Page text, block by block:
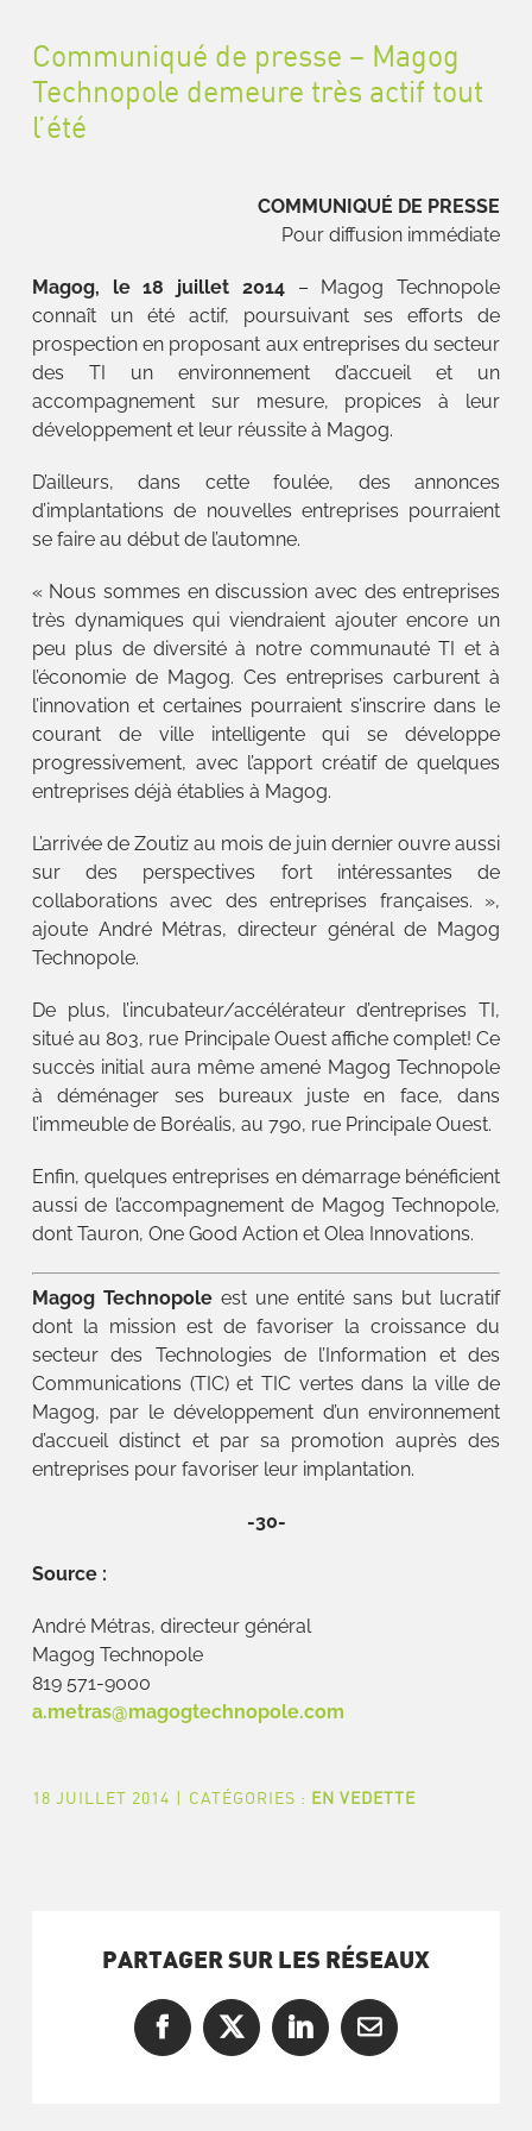
Communiqué de presse – Magog
Technopole demeure très actif tout
l’été
COMMUNIQUÉ DE PRESSE
Pour diffusion immédiate
Magog, le18 juillet 2014 – Magog Technopole
connaît un été actif, poursuivant ses efforts de
prospection en proposant aux entreprises du secteur
des TI un environnement d’accueil et un
accompagnement sur mesure, propices à leur
développement et leur réussite à Magog.
D’ailleurs, dans cette foulée, des annonces
d’implantations de nouvelles entreprises pourraient
se faire au début de l’automne.
« Nous sommes en discussion avec des entreprises
très dynamiques qui viendraient ajouter encore un
peu plus de diversité à notre communauté TI et à
l’économie de Magog. Ces entreprises carburent à
l’innovation et certaines pourraient s’inscrire dans le
courant de ville intelligente qui se développe
progressivement, avec l’apport créatif de quelques
entreprises déjà établies à Magog.
L’arrivée de Zoutiz au mois de juin dernier ouvre aussi
sur des perspectives fort intéressantes de
collaborations avec des entreprises françaises. »,
ajoute André Métras, directeur général de Magog
Technopole.
De plus, l’incubateur/accélérateur d’entreprises TI,
situé au 803, rue Principale Ouest affiche complet! Ce
succès initial aura même amené Magog Technopole
à déménager ses bureaux juste en face, dans
l’immeuble de Boréalis, au 790, rue Principale Ouest.
Enfin, quelques entreprises en démarrage bénéficient
aussi de l’accompagnement de Magog Technopole,
dont Tauron, One Good Action et Olea Innovations.
Magog Technopoleest une entité sans but lucratif
dont la mission est de favoriser la croissance du
secteur des Technologies de l’Information et des
Communications (TIC) et TIC vertes dans la ville de
Magog, par le développement d’un environnement
d’accueil distinct et par sa promotion auprès des
entreprises pour favoriser leur implantation.
-30-
Source :
André Métras, directeur général
Magog Technopole
819 571-9000
a.metras@magogtechnopole.com
18 JUILLET 2014 | CATÉGORIES : EN VEDETTE
PARTAGER SUR LES RÉSEAUX
Facebook
X LinkedInCourriel